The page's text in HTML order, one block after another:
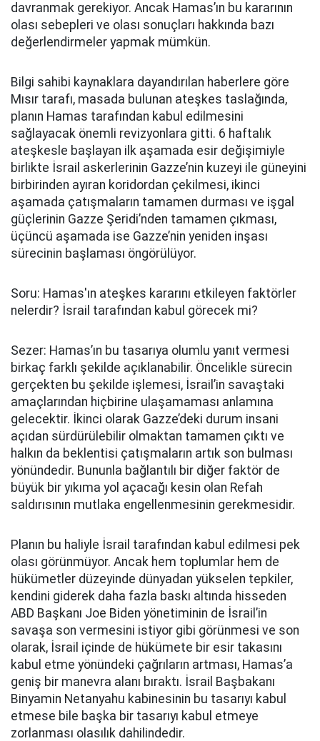
davranmak gerekiyor. Ancak Hamas’ın bu kararının
olası sebepleri ve olası sonuçları hakkında bazı
değerlendirmeler yapmak mümkün.
Bilgi sahibi kaynaklara dayandırılan haberlere göre
Mısır tarafı, masada bulunan ateşkes taslağında,
planın Hamas tarafından kabul edilmesini
sağlayacak önemli revizyonlara gitti. 6 haftalık
ateşkesle başlayan ilk aşamada esir değişimiyle
birlikte İsrail askerlerinin Gazze’nin kuzeyi ile güneyini
birbirinden ayıran koridordan çekilmesi, ikinci
aşamada çatışmaların tamamen durması ve işgal
güçlerinin Gazze Şeridi’nden tamamen çıkması,
üçüncü aşamada ise Gazze’nin yeniden inşası
sürecinin başlaması öngörülüyor.
Soru: Hamas'ın ateşkes kararını etkileyen faktörler
nelerdir? İsrail tarafından kabul görecek mi?
Sezer: Hamas’ın bu tasarıya olumlu yanıt vermesi
birkaç farklı şekilde açıklanabilir. Öncelikle sürecin
gerçekten bu şekilde işlemesi, İsrail’in savaştaki
amaçlarından hiçbirine ulaşamaması anlamına
gelecektir. İkinci olarak Gazze’deki durum insani
açıdan sürdürülebilir olmaktan tamamen çıktı ve
halkın da beklentisi çatışmaların artık son bulması
yönündedir. Bununla bağlantılı bir diğer faktör de
büyük bir yıkıma yol açacağı kesin olan Refah
saldırısının mutlaka engellenmesinin gerekmesidir.
Planın bu haliyle İsrail tarafından kabul edilmesi pek
olası görünmüyor. Ancak hem toplumlar hem de
hükümetler düzeyinde dünyadan yükselen tepkiler,
kendini giderek daha fazla baskı altında hisseden
ABD Başkanı Joe Biden yönetiminin de İsrail’in
savaşa son vermesini istiyor gibi görünmesi ve son
olarak, İsrail içinde de hükümete bir esir takasını
kabul etme yönündeki çağrıların artması, Hamas’a
geniş bir manevra alanı bıraktı. İsrail Başbakanı
Binyamin Netanyahu kabinesinin bu tasarıyı kabul
etmese bile başka bir tasarıyı kabul etmeye
zorlanması olasılık dahilindedir.